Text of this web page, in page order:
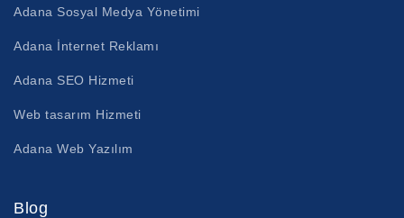
Adana Sosyal Medya Yönetimi
Adana İnternet Reklamı
Adana SEO Hizmeti
Web tasarım Hizmeti
Adana Web Yazılım
Blog